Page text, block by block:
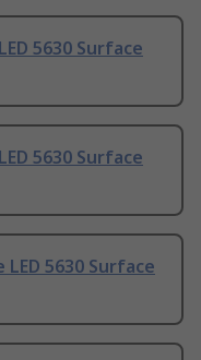
5630 Surface
5630 Surface
5630 Surface